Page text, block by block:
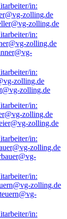
zolling.de
zolling.de
zolling.de